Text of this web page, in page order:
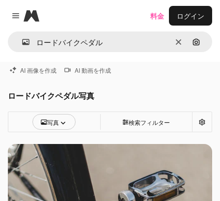
Close menu
Magnific
消去 画像で
料金 ログイン
AI 画像を作成 AI 動画を作成
ロードバイクペダル写真
写真 検索フィルター